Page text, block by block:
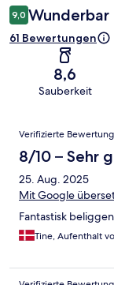
9,0 Wunderbar
61 Bewertungen
8,6
Sauberkeit
Verifizierte Bewertung
8/10 – Sehr
25. Aug. 2025
Mit Google
Fantastisk
Tine, Aufenthalt